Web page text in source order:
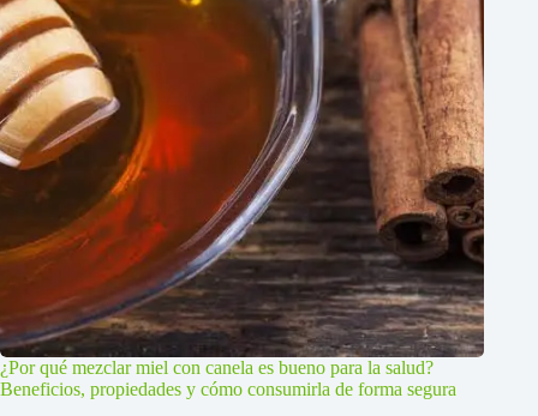
¿Por qué mezclar miel con canela es bueno para la salud?
Beneficios, propiedades y cómo consumirla de forma segura